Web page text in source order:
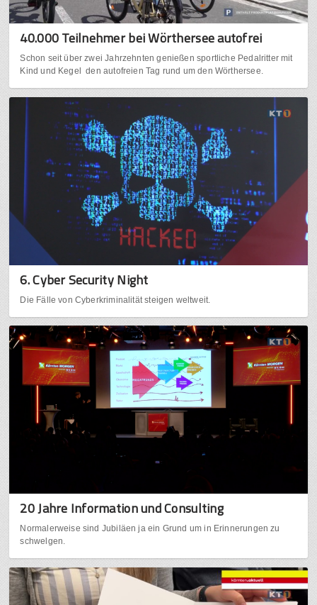
40.000 Teilnehmer bei Wörthersee autofrei
Schon seit über zwei Jahrzehnten genießen sportliche Pedalritter mit
Kind und Kegel den autofreien Tag rund um den Wörthersee.
6. Cyber Security Night
Die Fälle von Cyberkriminalität steigen weltweit.
20 Jahre Information und Consulting
Normalerweise sind Jubiläen ja ein Grund um in Erinnerungen zu
schwelgen.